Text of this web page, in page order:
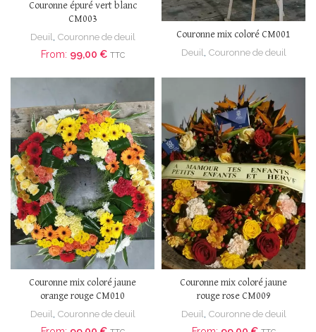
Couronne épuré vert blanc
CM003
Deuil Couronne de deuil
From: 99,00 € TTC
Couronne mix coloré CM001
Deuil Couronne de deuil
Couronne mix coloré jaune
orange rouge CM010
Deuil Couronne de deuil
Couronne mix coloré jaune
rouge rose CM009
Deuil Couronne de deuil